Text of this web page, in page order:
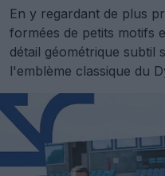
En y regardant de plus
formées de petits motifs
détail géométrique subtil
l'emblème classique du